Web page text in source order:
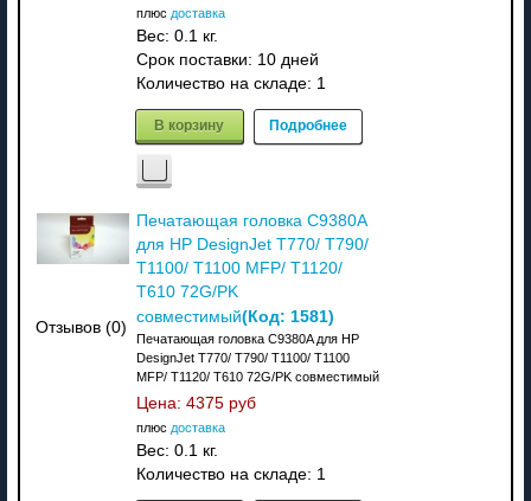
плюс доставка
Вес: 0.1 кг.
Срок поставки: 10 дней
Количество на складе: 1
В корзину Подробнее
Отзывов (0)
Печатающая головка C9380A
для HP DesignJet T770/ T790/
T1100/ T1100 MFP/ T1120/
T610 72G/PK
совместимый(Код: 1581)
Печатающая головка C9380A для HP
DesignJet T770/ T790/ T1100/ T1100
MFP/ T1120/ T610 72G/PK совместимый
Цена: 4375 руб
плюс доставка
Вес: 0.1 кг.
Количество на складе: 1